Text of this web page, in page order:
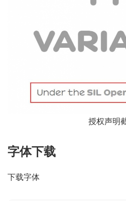
授权声明
字体下载
下载字体